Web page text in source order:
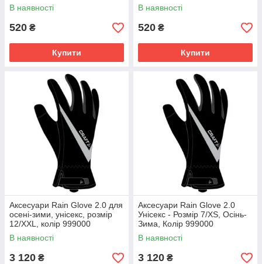
В наявності
520 ₴
Купити
В наявності
520 ₴
Купити
Аксесуари Rain Glove 2.0 для
осені-зими, унісекс, розмір
12/XXL, колір 999000
В наявності
3 120 ₴
Аксесуари Rain Glove 2.0
Унісекс - Розмір 7/XS, Осінь-
Зима, Колір 999000
В наявності
3 120 ₴